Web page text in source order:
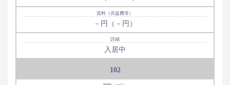
－円（－円）
入居中
102